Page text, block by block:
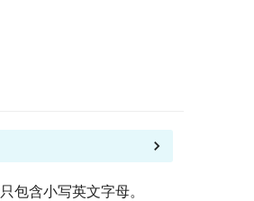
包含小写英文字母。